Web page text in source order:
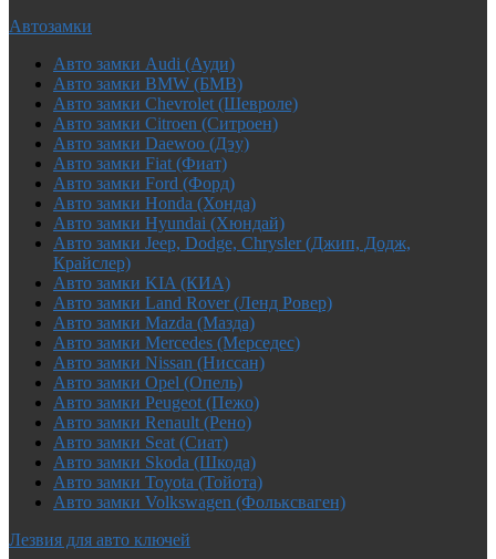
Автозамки
Авто замки Audi (Ауди)
Авто замки BMW (БМВ)
Авто замки Chevrolet (Шевроле)
Авто замки Citroen (Ситроен)
Авто замки Daewoo (Дэу)
Авто замки Fiat (Фиат)
Авто замки Ford (Форд)
Авто замки Honda (Хонда)
Авто замки Hyundai (Хюндай)
Авто замки Jeep, Dodge, Chrysler (Джип, Додж,
Крайслер)
Авто замки KIA (КИА)
Авто замки Land Rover (Ленд Ровер)
Авто замки Mazda (Мазда)
Авто замки Mercedes (Мерседес)
Авто замки Nissan (Ниссан)
Авто замки Opel (Опель)
Авто замки Peugeot (Пежо)
Авто замки Renault (Рено)
Авто замки Seat (Сиат)
Авто замки Skoda (Шкода)
Авто замки Toyota (Тойота)
Авто замки Volkswagen (Фольксваген)
Лезвия для авто ключей